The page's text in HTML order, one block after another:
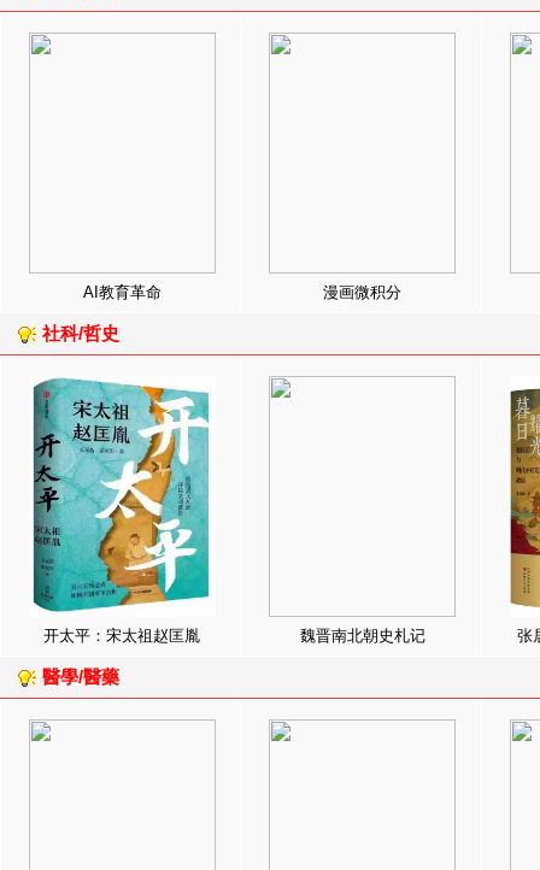
AI教育革命 漫画微积分
社科/哲史
开太平：宋太祖赵匡胤 魏晋南北朝史札记 张
醫學/醫藥